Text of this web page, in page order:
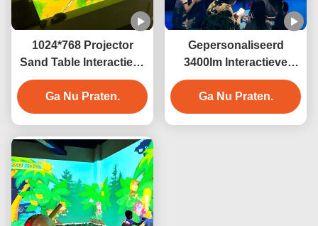
1024*768 Projector
Sand Table Interactieve
projectiegame 3400
lumens
Ga Nu Praten.
Gepersonaliseerd
3400lm Interactieve
Projector Game System
Magic Painting For Kids
Ga Nu Praten.